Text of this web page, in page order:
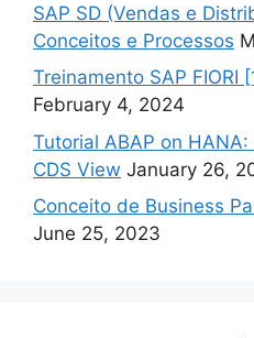
SAP SD (Vendas e
Conceitos e Processos
Treinamento SAP FIORI
February 4, 2024
Tutorial ABAP on
CDS View January 26,
Conceito de Business
June 25, 2023